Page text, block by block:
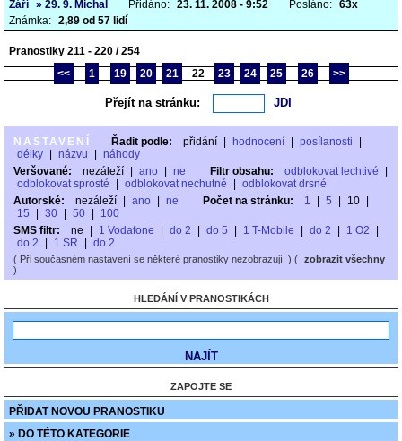
Září » 29. 9. Michal Přidáno: 23. 11. 2008 - 9:52 Posláno: 63x
Známka: 2,89 od 57 lidí
Pranostiky 211 - 220 / 254
<<
1 19 20 21 22 23 24 25 26 >>
Přejít na stránku:
NASTAVENÍ Řadit podle: přidání hodnocení posílanosti
délky
názvu
náhody
Veršované:
nezáleží ano ne Filtr obsahu: odblokovat lechtivé
odblokovat sprosté
odblokovat nechutné
odblokovat drsné
Autorské:
nezáleží ano ne Počet na stránku: 1 5 10
15
30 50
100
SMS filtr:
ne 1 Vodafone do 2 do 5 1 T-Mobile do 2 1 O2
do 2
1 SR do 2
( Při současném nastavení se některé pranostiky nezobrazují. ) ( zobrazit všechny
)
HLEDÁNÍ V PRANOSTIKÁCH
ZAPOJTE SE
PŘIDAT NOVOU PRANOSTIKU
» DO TÉTO KATEGORIE